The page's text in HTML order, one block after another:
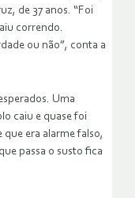
de 37 anos. “Foi
correndo.
ou não”, conta a
Uma
caiu e quase foi
era alarme falso,
passa o susto fica